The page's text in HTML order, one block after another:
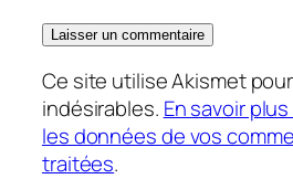
Ce site utilise Akismet
indésirables. En savoir
les données de vos
traitées.